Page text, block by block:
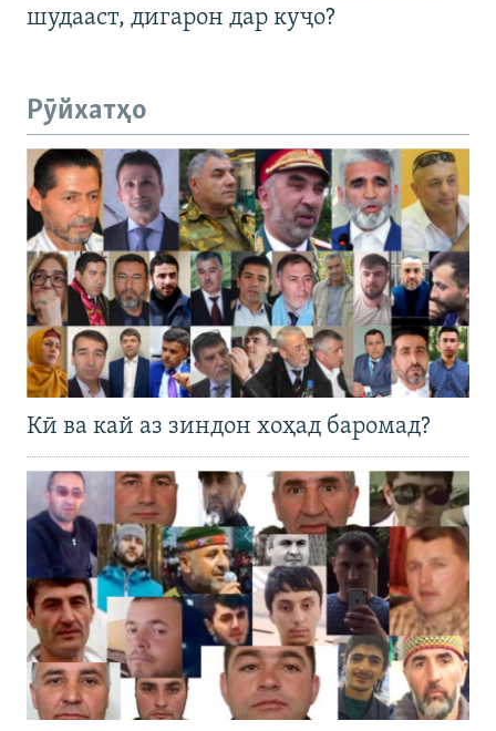
шудааст, дигарон дар куҷо?
Рӯйхатҳо
Кӣ ва кай аз зиндон хоҳад баромад?